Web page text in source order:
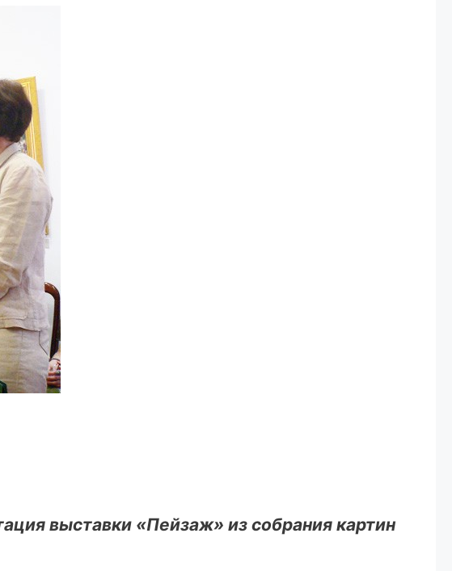
выставки «Пейзаж» из собрания картин